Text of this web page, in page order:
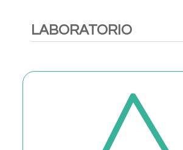
LABORATORIO